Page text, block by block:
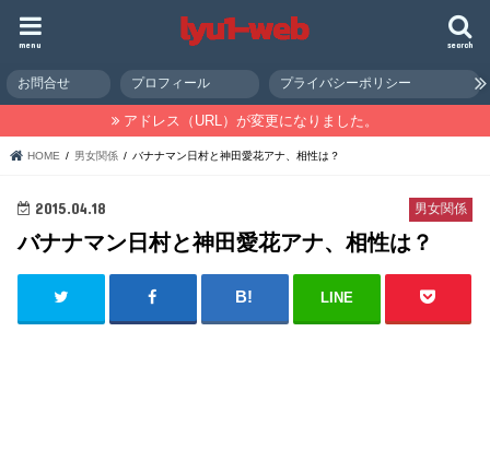
search
menu
お問合せ プロフィール プライバシーポリシー
アドレス（URL）が変更になりました。
HOME 男女関係 バナナマン日村と神田愛花アナ、相性は？
男女関係
2015.04.18
バナナマン日村と神田愛花アナ、相性は？
LINE